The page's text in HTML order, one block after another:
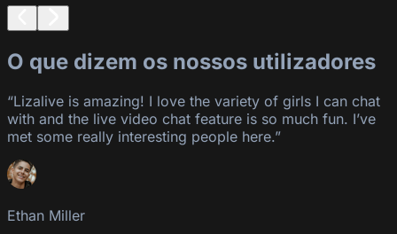
O que dizem os nossos utilizadores
“Lizalive is amazing! I love the variety of girls I can chat
with and the live video chat feature is so much fun. I’ve
met some really interesting people here.”
Ethan Miller